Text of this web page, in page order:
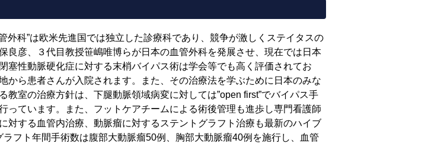
外科”は欧米先進国では独立した診療科であり、競争が激しくステイタスの
良彦、３代目教授笹嶋唯博らが日本の血管外科を発展させ、現在では日本
塞性動脈硬化症に対する末梢バイパス術は学会等でも高く評価されてお
から患者さんが入院されます。また、その治療法を学ぶために日本のみな
室の治療方針は、下腿動脈領域病変に対しては”open first”でバイパス手
ています。また、フットケアチームによる術後管理も進歩し専門看護師
対する血管内治療、動脈瘤に対するステントグラフト治療も最新のハイブ
フト年間手術数は腹部大動脈瘤50例、胸部大動脈瘤40例を施行し、血管